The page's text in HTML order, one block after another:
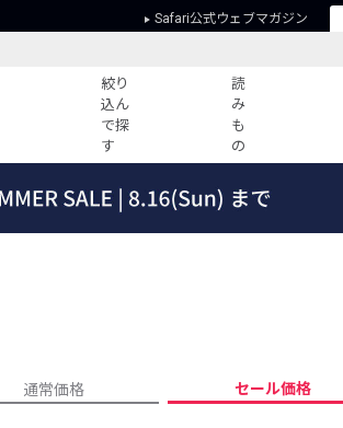
Safari公式ウェブマガジン
絞り
込ん
で探
す
読
み
も
の
ンキング
プライバシーポリシー
通常価格 セール価格